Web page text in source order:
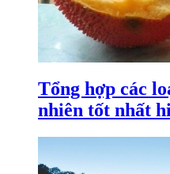
Tổng hợp các
nhiên tốt nhất